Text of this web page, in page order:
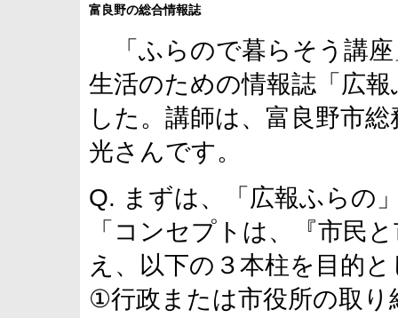
富良野の総合情報誌
「ふらので暮らそう講座
生活のための情報誌「広
した。講師は、富良野市
光さんです。
Q. まずは、「広報ふらの
「コンセプトは、『市民
え、以下の３本柱を目的
①行政または市役所の取